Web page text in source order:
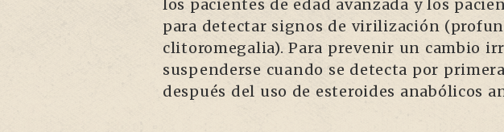
los pacientes de edad avanzada y los
para detectar signos de virilización
clitoromegalia). Para prevenir un cambio
suspenderse cuando se detecta por
después del uso de esteroides anabólicos